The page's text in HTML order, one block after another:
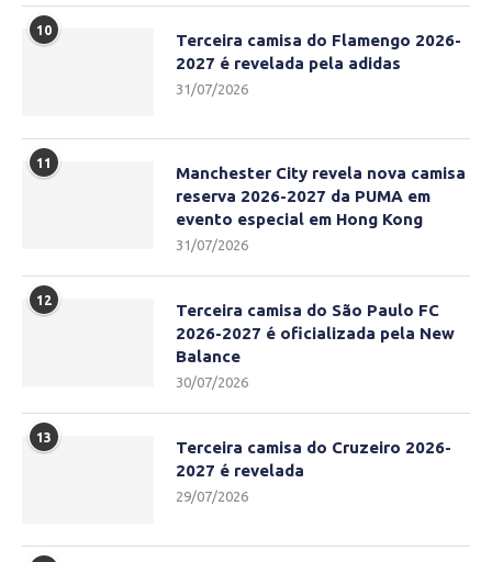
10
Terceira camisa do Flamengo 2026-
2027 é revelada pela adidas
31/07/2026
11
Manchester City revela nova camisa
reserva 2026-2027 da PUMA em
evento especial em Hong Kong
31/07/2026
12
Terceira camisa do São Paulo FC
2026-2027 é oficializada pela New
Balance
30/07/2026
13
Terceira camisa do Cruzeiro 2026-
2027 é revelada
29/07/2026